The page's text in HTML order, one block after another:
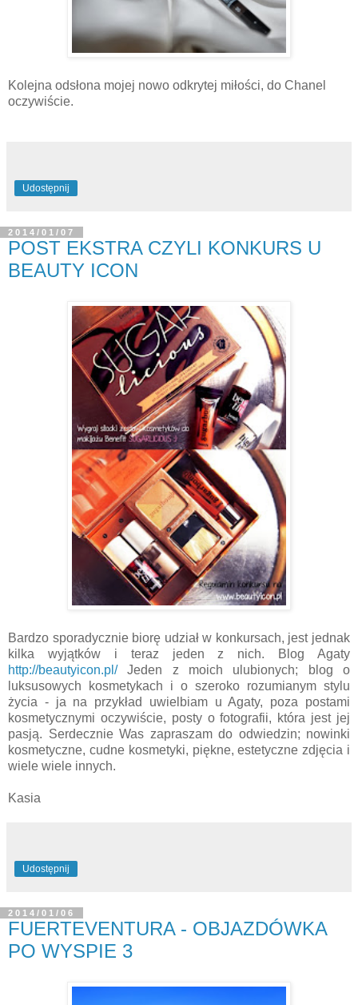
Kolejna odsłona mojej nowo odkrytej miłości, do Chanel
oczywiście.
Udostępnij
2014/01/07
POST EKSTRA CZYLI KONKURS U
BEAUTY ICON
Bardzo sporadycznie biorę udział w konkursach, jest jednak
kilka wyjątków i teraz jeden z nich. Blog Agaty
http://beautyicon.pl/Jeden z moich ulubionych; blog o
luksusowych kosmetykach i o szeroko rozumianym stylu
życia - ja na przykład uwielbiam u Agaty, poza postami
kosmetycznymi oczywiście, posty o fotografii, która jest jej
pasją. Serdecznie Was zapraszam do odwiedzin; nowinki
kosmetyczne, cudne kosmetyki, piękne, estetyczne zdjęcia i
wiele wiele innych.
Kasia
Udostępnij
2014/01/06
FUERTEVENTURA - OBJAZDÓWKA
PO WYSPIE 3